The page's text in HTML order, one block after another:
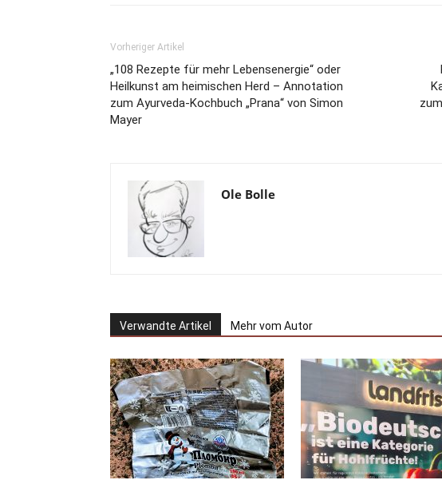
Vorheriger Artikel
„108 Rezepte für mehr Lebensenergie“ oder
Heilkunst am heimischen Herd – Annotation
zum Ayurveda-Kochbuch „Prana“ von Simon
Mayer
Ole Bolle
Verwandte Artikel Mehr vom Autor